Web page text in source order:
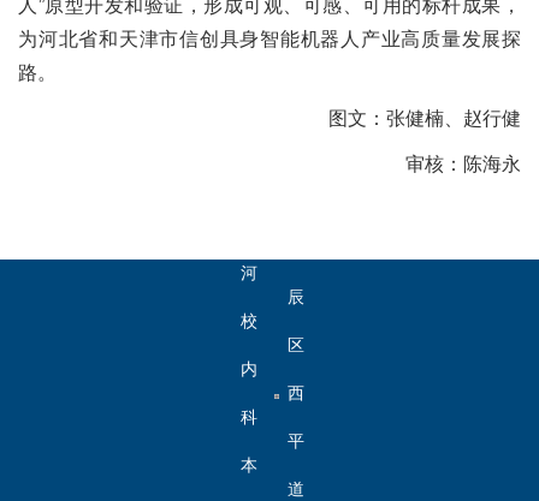
人”原型开发和验证，形成可观、可感、可用的标杆成果，
为河北省和天津市信创具身智能机器人产业高质量发展探
路。
图文：张健楠、赵行健
审核：陈海永
河
北
工
业
大
校
内
办
公
内
部
办
科
研
本
地
辰
区
西
平
道